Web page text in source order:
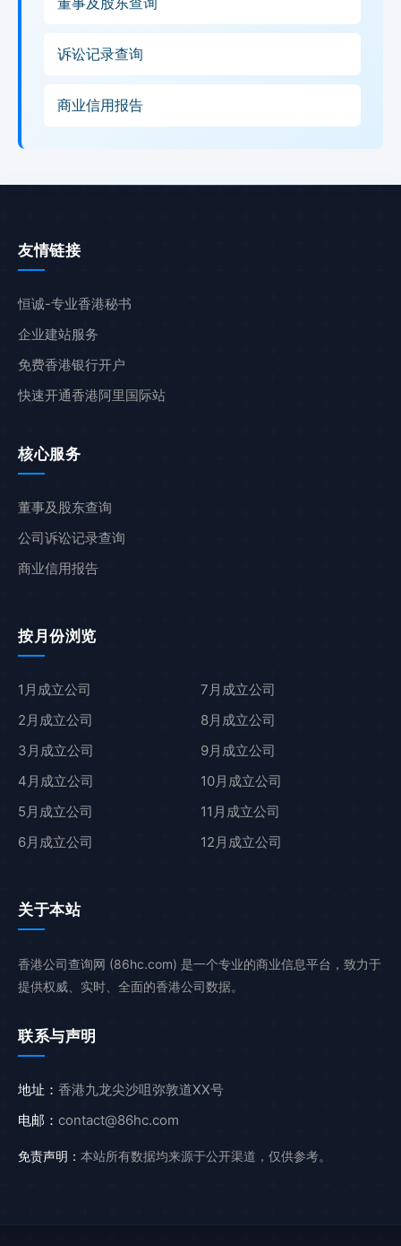
诉讼记录查询
商业信用报告
友情链接
恒诚-专业香港秘书
企业建站服务
免费香港银行开户
快速开通香港阿里国际站
核心服务
董事及股东查询
公司诉讼记录查询
商业信用报告
按月份浏览
1月成立公司
2月成立公司
3月成立公司
4月成立公司
5月成立公司
6月成立公司
7月成立公司
8月成立公司
9月成立公司
10月成立公司
11月成立公司
12月成立公司
关于本站
香港公司查询网 (86hc.com) 是一个专业的商业信息平台，致力于
提供权威、实时、全面的香港公司数据。
联系与声明
地址： 香港九龙尖沙咀弥敦道XX号
电邮： contact@86hc.com
免责声明： 本站所有数据均来源于公开渠道，仅供参考。